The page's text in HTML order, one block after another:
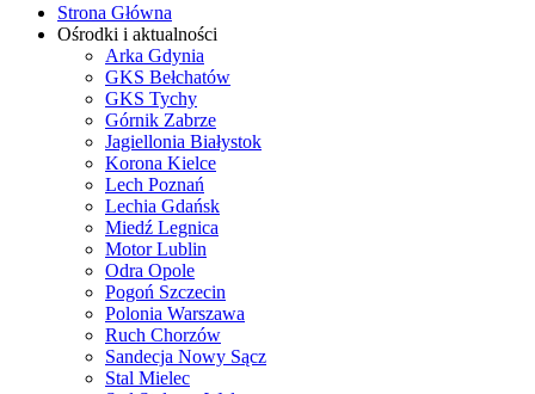
Strona Główna
Ośrodki i aktualności
Arka Gdynia
GKS Bełchatów
GKS Tychy
Górnik Zabrze
Jagiellonia Białystok
Korona Kielce
Lech Poznań
Lechia Gdańsk
Miedź Legnica
Motor Lublin
Odra Opole
Pogoń Szczecin
Polonia Warszawa
Ruch Chorzów
Sandecja Nowy Sącz
Stal Mielec